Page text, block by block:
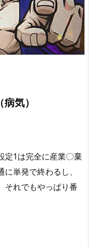
気）
定1は完全に産業〇棄
単発で終わるし、
それでもやっぱり番